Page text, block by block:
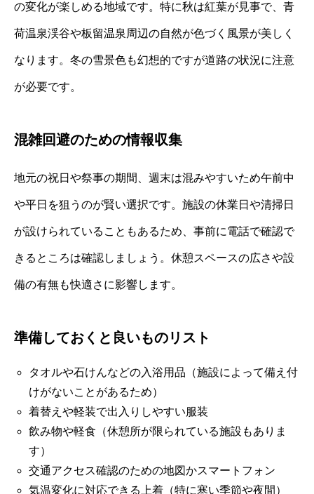
の変化が楽しめる地域です。特に秋は紅葉が見事で、青
荷温泉渓谷や板留温泉周辺の自然が色づく風景が美しく
なります。冬の雪景色も幻想的ですが道路の状況に注意
が必要です。
混雑回避のための情報収集
地元の祝日や祭事の期間、週末は混みやすいため午前中
や平日を狙うのが賢い選択です。施設の休業日や清掃日
が設けられていることもあるため、事前に電話で確認で
きるところは確認しましょう。休憩スペースの広さや設
備の有無も快適さに影響します。
準備しておくと良いものリスト
タオルや石けんなどの入浴用品（施設によって備え付
けがないことがあるため）
着替えや軽装で出入りしやすい服装
飲み物や軽食（休憩所が限られている施設もありま
す）
交通アクセス確認のための地図かスマートフォン
気温変化に対応できる上着（特に寒い季節や夜間）